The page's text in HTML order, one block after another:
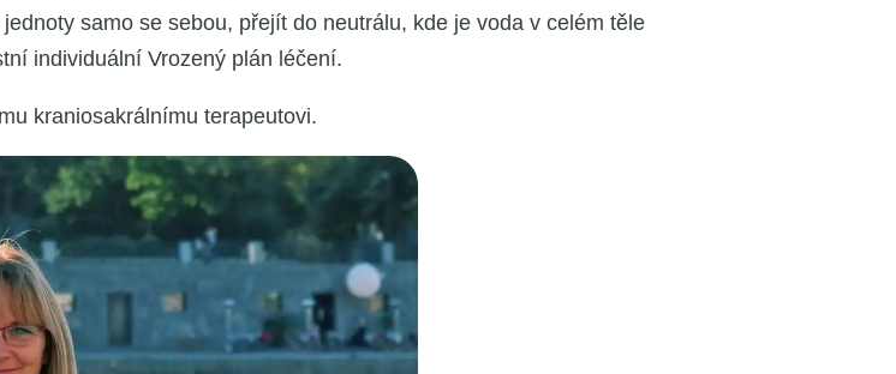
samo se sebou, pře­jít do neutrá­lu, kde je voda v celém těle
indi­vi­du­ál­ní Vro­ze­ný plán léče­ní.
kra­ni­o­sa­král­ní­mu tera­pe­u­to­vi.